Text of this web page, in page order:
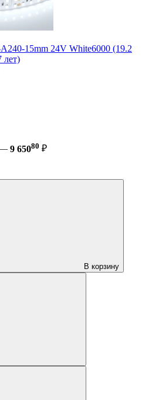
15mm 24V White6000 (19.2
лет)
— 9 65080 ₽
В корзину